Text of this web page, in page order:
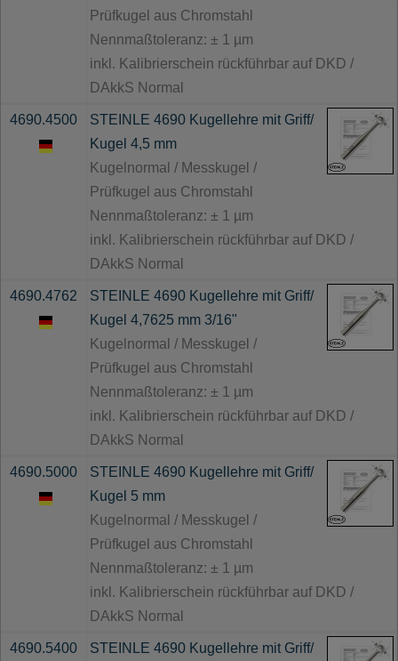
Prüfkugel aus Chromstahl
Nennmaßtoleranz: ± 1 µm
inkl. Kalibrierschein rückführbar auf DKD /
DAkkS Normal
4690.4500
STEINLE 4690 Kugellehre mit Griff/
Kugel 4,5 mm
Kugelnormal / Messkugel /
Prüfkugel aus Chromstahl
Nennmaßtoleranz: ± 1 µm
inkl. Kalibrierschein rückführbar auf DKD /
DAkkS Normal
4690.4762
STEINLE 4690 Kugellehre mit Griff/
Kugel 4,7625 mm 3/16"
Kugelnormal / Messkugel /
Prüfkugel aus Chromstahl
Nennmaßtoleranz: ± 1 µm
inkl. Kalibrierschein rückführbar auf DKD /
DAkkS Normal
4690.5000
STEINLE 4690 Kugellehre mit Griff/
Kugel 5 mm
Kugelnormal / Messkugel /
Prüfkugel aus Chromstahl
Nennmaßtoleranz: ± 1 µm
inkl. Kalibrierschein rückführbar auf DKD /
DAkkS Normal
4690.5400 STEINLE 4690 Kugellehre mit Griff/